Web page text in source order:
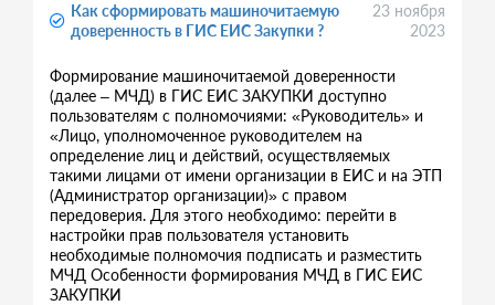
Как сформировать машиночитаемую
доверенность в ГИС ЕИС Закупки ?
23 ноября
2023
Формирование машиночитаемой доверенности
(далее – МЧД) в ГИС ЕИС ЗАКУПКИ доступно
пользователям с полномочиями: «Руководитель» и
«Лицо, уполномоченное руководителем на
определение лиц и действий, осуществляемых
такими лицами от имени организации в ЕИС и на ЭТП
(Администратор организации)» с правом
передоверия. Для этого необходимо: перейти в
настройки прав пользователя установить
необходимые полномочия подписать и разместить
МЧД Особенности формирования МЧД в ГИС ЕИС
ЗАКУПКИ